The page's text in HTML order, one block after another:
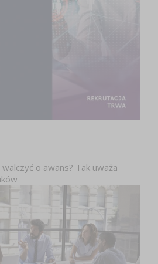
o awans? Tak uważa